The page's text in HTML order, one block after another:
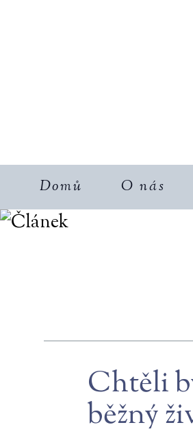
Domů O nás
Chtěli
běžný